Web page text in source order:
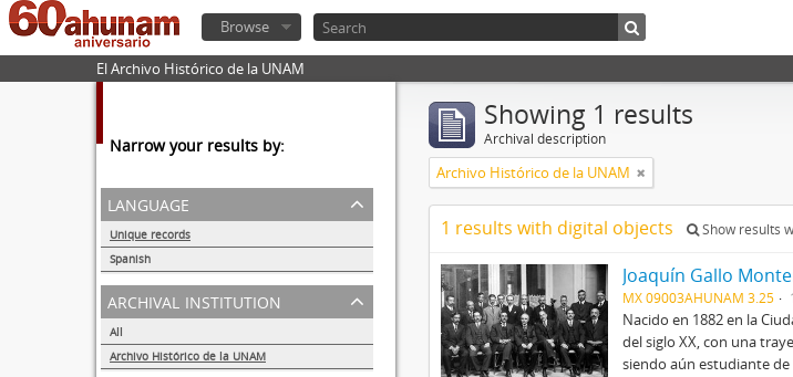
Browse
El Archivo Histórico de la UNAM
Narrow your results by:
language
Unique records
Spanish
1
archival institution
All
Archivo Histórico de la UNAM
Showing 1 results
Archival description
Archivo Histórico de la UNAM
1 results with digital objects Show results
Joaquín Gallo
MX 09003AHUNAM 3.25
Nacido en 1882 en la
del siglo XX, con una
siendo aún estudiante de